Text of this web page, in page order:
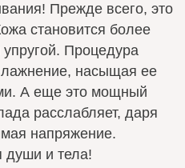
Прежде всего, это
становится более
упругой. Процедура
насыщая ее
А еще это мощный
расслабляет, даря
напряжение.
души и тела!